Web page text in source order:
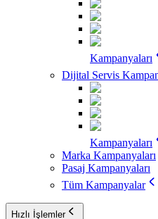
Kampanyaları
Dijital Servis
Kampanyaları
Marka Kampanyaları
Pasaj Kampanyaları
Tüm Kampanyalar
Hızlı İşlemler